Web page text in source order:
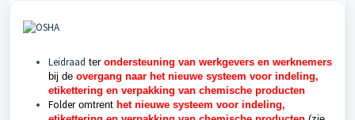
Leidraad ter ondersteuning van werkgevers en werknemers
bij de overgang naar het nieuwe systeem voor indeling,
etikettering en verpakking van chemische producten
Folderomtrent het nieuwe systeem voor indeling,